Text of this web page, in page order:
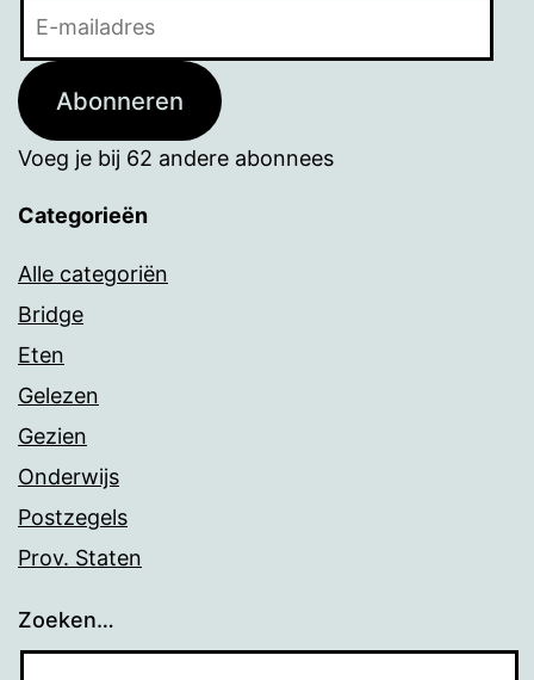
Abonneren
Voeg je bij 62 andere abonnees
Categorieën
Alle categoriën
Bridge
Eten
Gelezen
Gezien
Onderwijs
Postzegels
Prov. Staten
Zoeken…